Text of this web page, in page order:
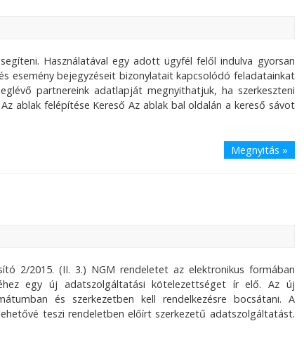
Használatával egy adott ügyfél felől indulva gyorsan
esemény bejegyzéseit bizonylatait kapcsolódó feladatainkat
partnereink adatlapját megnyithatjuk, ha szerkeszteni
ablak felépítése Kereső Az ablak bal oldalán a kereső sávot
Megnyitás »
2/2015. (II. 3.) NGM rendeletet az elektronikus formában
egy új adatszolgáltatási kötelezettséget ír elő. Az új
és szerkezetben kell rendelkezésre bocsátani. A
teszi rendeletben előírt szerkezetű adatszolgáltatást.